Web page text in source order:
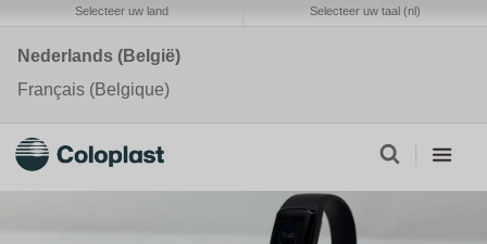
Selecteer uw land Selecteer uw taal (nl)
Nederlands (België)
Français (Belgique)